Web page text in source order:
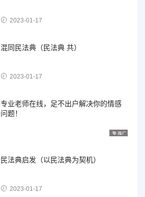
2023-01-17
混同民法典（民法典 共）
2023-01-17
专业老师在线，足不出户解决你的情感
问题！
民法典启发（以民法典为契机）
2023-01-17